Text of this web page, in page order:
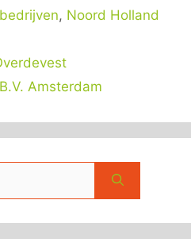
, Noord Holland
Amsterdam